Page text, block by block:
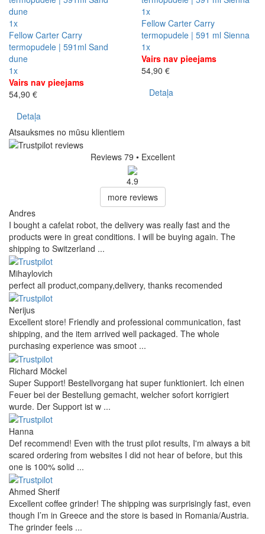
1x
Fellow Carter Carry
termopudele | 591ml Sand
dune
1x
Vairs nav pieejams
54,90 €
Detaļa
1x
Fellow Carter Carry
termopudele | 591 ml Sienna
1x
Vairs nav pieejams
54,90 €
Detaļa
Atsauksmes no mūsu klientiem
Reviews 79 • Excellent
4.9
more reviews
Andres
I bought a cafelat robot, the delivery was really fast and the
products were in great conditions. I will be buying again. The
shipping to Switzerland ...
Mihaylovich
perfect all product,company,delivery, thanks recomended
Nerijus
Excellent store! Friendly and professional communication, fast
shipping, and the item arrived well packaged. The whole
purchasing experience was smoot ...
Richard Möckel
Super Support! Bestellvorgang hat super funktioniert. Ich einen
Feuer bei der Bestellung gemacht, welcher sofort korrigiert
wurde. Der Support ist w ...
Hanna
Def recommend! Even with the trust pilot results, I'm always a bit
scared ordering from websites I did not hear of before, but this
one is 100% solid ...
Ahmed Sherif
Excellent coffee grinder! The shipping was surprisingly fast, even
though I’m in Greece and the store is based in Romania/Austria.
The grinder feels ...